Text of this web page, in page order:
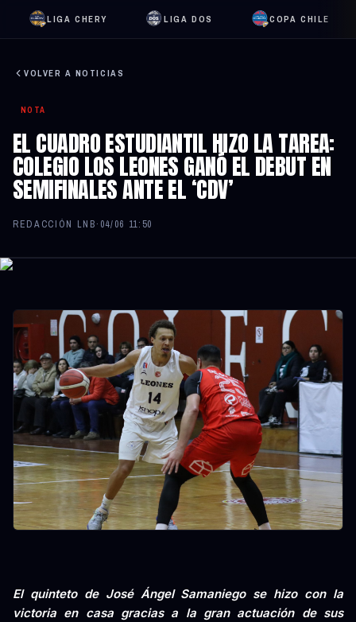
LIGA CHERY LIGA DOS COPA CHILE
VOLVER A NOTICIAS
NOTA
EL CUADRO ESTUDIANTIL HIZO LA TAREA:
COLEGIO LOS LEONES GANÓ EL DEBUT EN
SEMIFINALES ANTE EL ‘CDV’
REDACCIÓN LNB· 04/06 11:50
El quinteto de José Ángel Samaniego se hizo con la
victoria en casa gracias a la gran actuación de sus